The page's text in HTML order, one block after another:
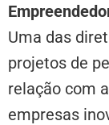
Uma das
projetos de
relação com
empresas